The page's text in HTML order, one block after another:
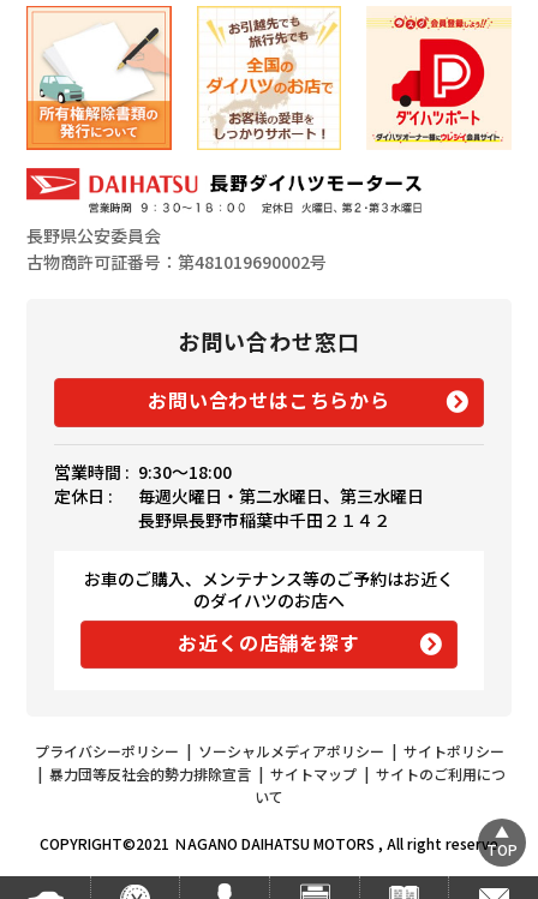
長野県公安委員会
古物商許可証番号：第481019690002号
お問い合わせ窓口
お問い合わせはこちらから
営業時間 : 9:30〜18:00
定休日 :
毎週火曜日・第二水曜日、第三水曜日
長野県長野市稲葉中千田２１４２
お車のご購入、メンテナンス等のご予約はお近く
のダイハツのお店へ
お近くの店舗を探す
プライバシーポリシー | ソーシャルメディアポリシー | サイトポリシー
| 暴力団等反社会的勢力排除宣言| サイトマップ| サイトのご利用につ
いて
COPYRIGHT©2021 ＮAGANO DAIHATSU MOTORS , All right reserveTOP